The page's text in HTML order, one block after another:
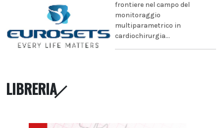
frontiere nel campo del
monitoraggio
multiparametrico in
cardiochirurgia...
LIBRERIA